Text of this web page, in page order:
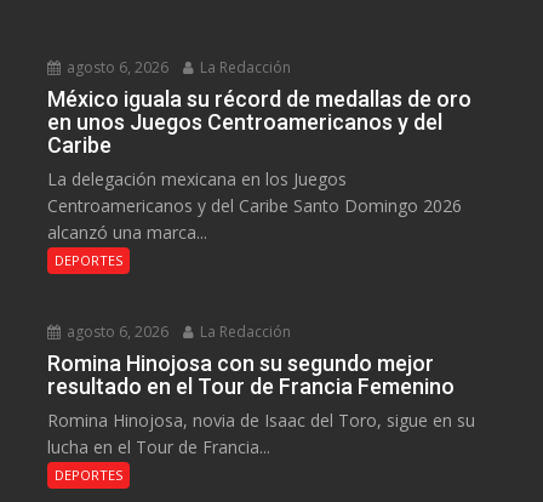
agosto 6, 2026 La Redacción
México iguala su récord de medallas de oro
en unos Juegos Centroamericanos y del
Caribe
La delegación mexicana en los Juegos
Centroamericanos y del Caribe Santo Domingo 2026
alcanzó una marca...
DEPORTES
agosto 6, 2026 La Redacción
Romina Hinojosa con su segundo mejor
resultado en el Tour de Francia Femenino
Romina Hinojosa, novia de Isaac del Toro, sigue en su
lucha en el Tour de Francia...
DEPORTES